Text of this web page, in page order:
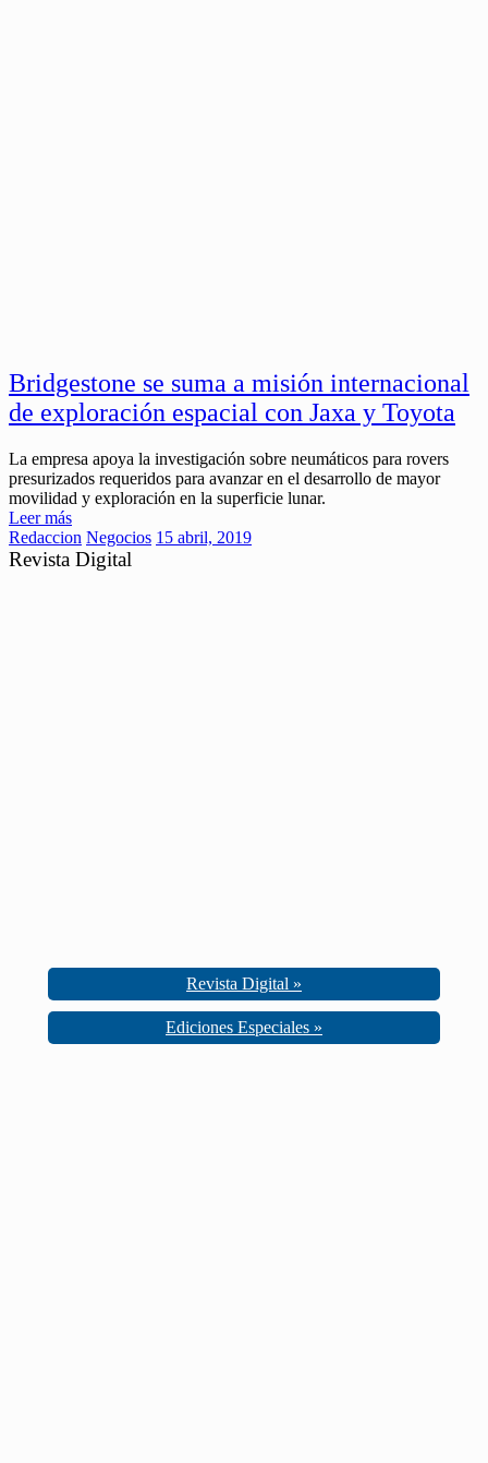
Bridgestone se suma a misión internacional
de exploración espacial con Jaxa y Toyota
La empresa apoya la investigación sobre neumáticos para rovers
presurizados requeridos para avanzar en el desarrollo de mayor
movilidad y exploración en la superficie lunar.
Leer más
Redaccion Negocios 15 abril, 2019
Revista Digital
Revista Digital »
Ediciones Especiales »